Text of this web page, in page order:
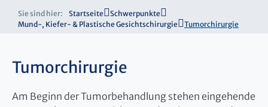
Sie sind hier: Startseite
Schwerpunkte
Mund-, Kiefer- & Plastische Gesichtschirurgie
Tumorchirurgie
Tumorchirurgie
Am Beginn der Tumorbehandlung stehen eingehende